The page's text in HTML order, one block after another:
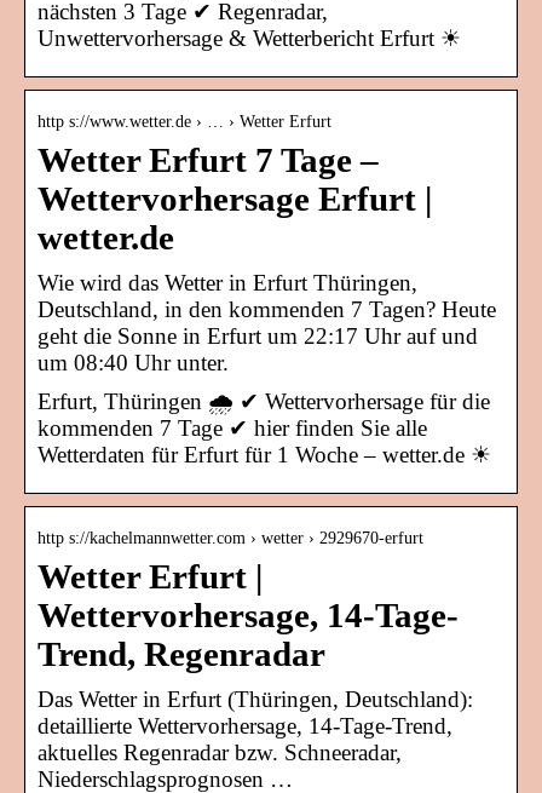
nächsten 3 Tage ✔ Regenradar,
Unwettervorhersage & Wetterbericht Erfurt ☀
http s://www.wetter.de › … › Wetter Erfurt
Wetter Erfurt 7 Tage –
Wettervorhersage Erfurt |
wetter.de
Wie wird das Wetter in Erfurt Thüringen,
Deutschland, in den kommenden 7 Tagen? Heute
geht die Sonne in Erfurt um 22:17 Uhr auf und
um 08:40 Uhr unter.
Erfurt, Thüringen 🌧️ ✔ Wettervorhersage für die
kommenden 7 Tage ✔ hier finden Sie alle
Wetterdaten für Erfurt für 1 Woche – wetter.de ☀
http s://kachelmannwetter.com › wetter › 2929670-erfurt
Wetter Erfurt |
Wettervorhersage, 14-Tage-
Trend, Regenradar
Das Wetter in Erfurt (Thüringen, Deutschland):
detaillierte Wettervorhersage, 14-Tage-Trend,
aktuelles Regenradar bzw. Schneeradar,
Niederschlagsprognosen …